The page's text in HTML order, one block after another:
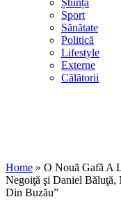
Sport
Sănătate
Politică
Lifestyle
Externe
Călătorii
Home » O Nouă Gafă A
Negoiţă şi Daniel Băluţă,
Din Buzău”